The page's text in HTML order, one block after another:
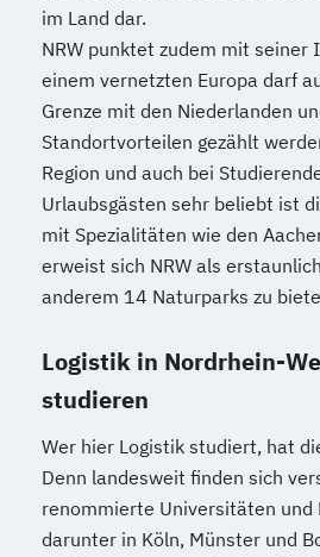
im Land dar.
NRW punktet zudem mit seiner
einem vernetzten Europa darf
Grenze mit den Niederlanden
Standortvorteilen gezählt
Region und auch bei
Urlaubsgästen sehr beliebt ist
mit Spezialitäten wie den
erweist sich NRW als
anderem 14 Naturparks zu
Logistik in Nordrhein-
studieren
Wer hier Logistik studiert, hat
Denn landesweit finden sich
renommierte Universitäten und
darunter in Köln, Münster und